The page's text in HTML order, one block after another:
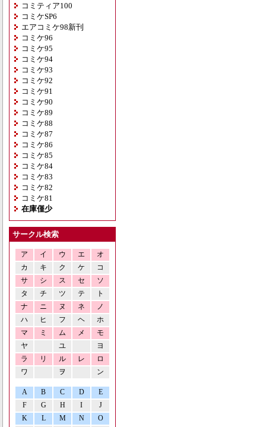
コミティア100
コミケSP6
エアコミケ98新刊
コミケ96
コミケ95
コミケ94
コミケ93
コミケ92
コミケ91
コミケ90
コミケ89
コミケ88
コミケ87
コミケ86
コミケ85
コミケ84
コミケ83
コミケ82
コミケ81
在庫僅少
サークル検索
ア イ ウ エ
オ
カ
キ ク ケ
コ
サ
シ ス セ
ソ
タ
チ ツ テ
ト
ナ
ニ ヌ ネ
ノ
ハ
ヒ フ ヘ
ホ
マ
ミ ム メ
モ
ヤ
ユ
ヨ
ラ
リ ル レ
ロ
ワ
ヲ ン
A B C D
E
F
G H I
J
K
L M N O